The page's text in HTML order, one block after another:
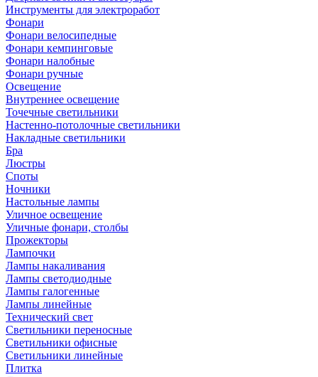
Инструменты для электроработ
Фонари
Фонари велосипедные
Фонари кемпинговые
Фонари налобные
Фонари ручные
Освещение
Внутреннее освещение
Точечные светильники
Настенно-потолочные светильники
Накладные светильники
Бра
Люстры
Споты
Ночники
Настольные лампы
Уличное освещение
Уличные фонари, столбы
Прожекторы
Лампочки
Лампы накаливания
Лампы светодиодные
Лампы галогенные
Лампы линейные
Технический свет
Светильники переносные
Светильники офисные
Светильники линейные
Плитка